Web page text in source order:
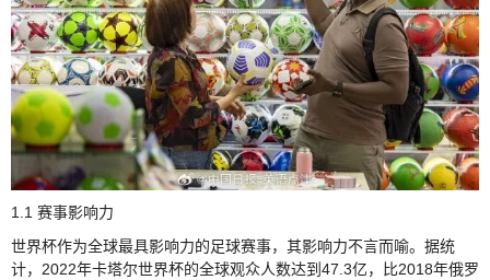
1.1 赛事影响力
世界杯作为全球最具影响力的足球赛事，其影响力不言而喻。据统
计，2022年卡塔尔世界杯的全球观众人数达到47.3亿，比2018年俄罗